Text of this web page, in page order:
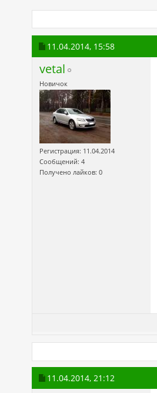
11.04.2014, 15:58
vetal
Новичок
Регистрация: 11.04.2014
Сообщений: 4
Получено лайков: 0
11.04.2014, 21:12